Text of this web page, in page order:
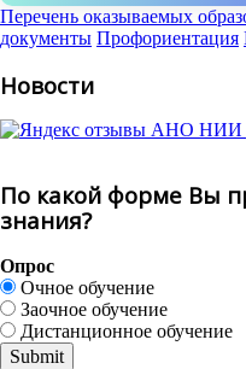
Перечень оказываемых
документы Профориентация
Новости
По какой форме Вы
знания?
Опрос
Очное обучение
Заочное обучение
Дистанционное обучение